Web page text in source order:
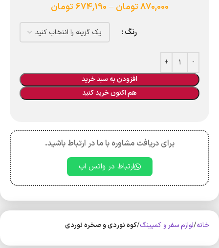
870,000تومان –
674,190 تومان
رنگ
افزودن به سبد خرید
هم اکنون خرید کنید
برای دریافت مشاوره با ما در ارتباط باشید.
ارتباط در واتس اپ
خانه لوازم سفر و کمپینگ کوه‌ نوردی و صخره نوردی